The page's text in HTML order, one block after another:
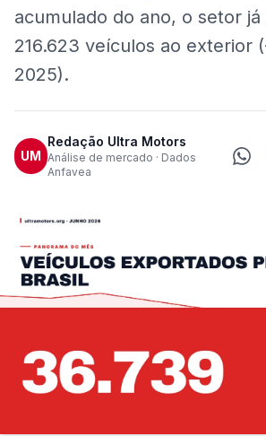
acumulado do ano, o setor já
216.623 veículos ao exterior
2025).
UM
Redação Ultra Motors
Análise de mercado · Dados
Anfavea